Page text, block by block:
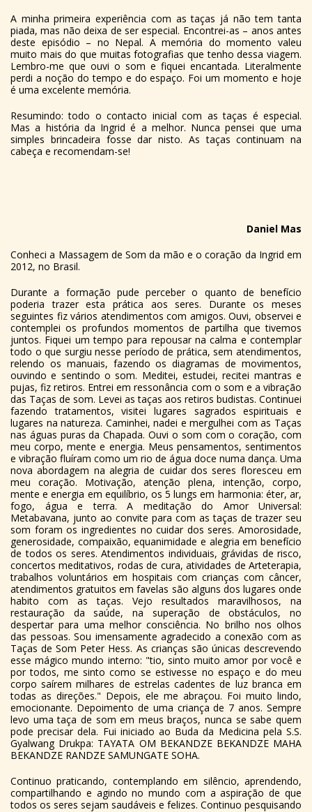
A minha primeira experiência com as taças já não tem tanta
piada, mas não deixa de ser especial. Encontrei-as – anos antes
deste episódio – no Nepal. A memória do momento valeu
muito mais do que muitas fotografias que tenho dessa viagem.
Lembro-me que ouvi o som e fiquei encantada. Literalmente
perdi a noção do tempo e do espaço. Foi um momento e hoje
é uma excelente memória.
Resumindo: todo o contacto inicial com as taças é especial.
Mas a história da Ingrid é a melhor. Nunca pensei que uma
simples brincadeira fosse dar nisto. As taças continuam na
cabeça e recomendam-se!
Daniel Mas
Conheci a Massagem de Som da mão e o coração da Ingrid em
2012, no Brasil.
Durante a formação pude perceber o quanto de benefício
poderia trazer esta prática aos seres. Durante os meses
seguintes fiz vários atendimentos com amigos. Ouvi, observei e
contemplei os profundos momentos de partilha que tivemos
juntos. Fiquei um tempo para repousar na calma e contemplar
todo o que surgiu nesse período de prática, sem atendimentos,
relendo os manuais, fazendo os diagramas de movimentos,
ouvindo e sentindo o som. Meditei, estudei, recitei mantras e
pujas, fiz retiros. Entrei em ressonância com o som e a vibração
das Taças de som. Levei as taças aos retiros budistas. Continuei
fazendo tratamentos, visitei lugares sagrados espirituais e
lugares na natureza. Caminhei, nadei e mergulhei com as Taças
nas águas puras da Chapada. Ouvi o som com o coração, com
meu corpo, mente e energia. Meus pensamentos, sentimentos
e vibração fluíram como um rio de água doce numa dança. Uma
nova abordagem na alegria de cuidar dos seres floresceu em
meu coração. Motivação, atenção plena, intenção, corpo,
mente e energia em equilíbrio, os 5 lungs em harmonia: éter, ar,
fogo, água e terra. A meditação do Amor Universal:
Metabavana, junto ao convite para com as taças de trazer seu
som foram os ingredientes no cuidar dos seres. Amorosidade,
generosidade, compaixão, equanimidade e alegria em benefício
de todos os seres. Atendimentos individuais, grávidas de risco,
concertos meditativos, rodas de cura, atividades de Arteterapia,
trabalhos voluntários em hospitais com crianças com câncer,
atendimentos gratuitos em favelas são alguns dos lugares onde
habito com as taças. Vejo resultados maravilhosos, na
restauração da saúde, na superação de obstáculos, no
despertar para uma melhor consciência. No brilho nos olhos
das pessoas. Sou imensamente agradecido a conexão com as
Taças de Som Peter Hess. As crianças são únicas descrevendo
esse mágico mundo interno: "tio, sinto muito amor por você e
por todos, me sinto como se estivesse no espaço e do meu
corpo saírem milhares de estrelas cadentes de luz branca em
todas as direções." Depois, ele me abraçou. Foi muito lindo,
emocionante. Depoimento de uma criança de 7 anos. Sempre
levo uma taça de som em meus braços, nunca se sabe quem
pode precisar dela. Fui iniciado ao Buda da Medicina pela S.S.
Gyalwang Drukpa: TAYATA OM BEKANDZE BEKANDZE MAHA
BEKANDZE RANDZE SAMUNGATE SOHA.
Continuo praticando, contemplando em silêncio, aprendendo,
compartilhando e agindo no mundo com a aspiração de que
todos os seres sejam saudáveis e felizes. Continuo pesquisando